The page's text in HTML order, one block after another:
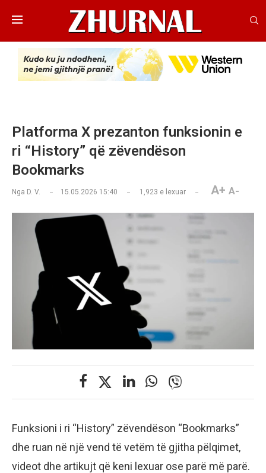
Platforma X prezanton funksionin e
ri “History” që zëvendëson
Bookmarks
Nga D. V. 15.05.2026 15:40 1,923 e lexuar A+ A-
Funksioni i ri “History” zëvendëson “Bookmarks”
dhe ruan në një vend të vetëm të gjitha pëlqimet,
videot dhe artikujt që keni lexuar ose parë më parë.